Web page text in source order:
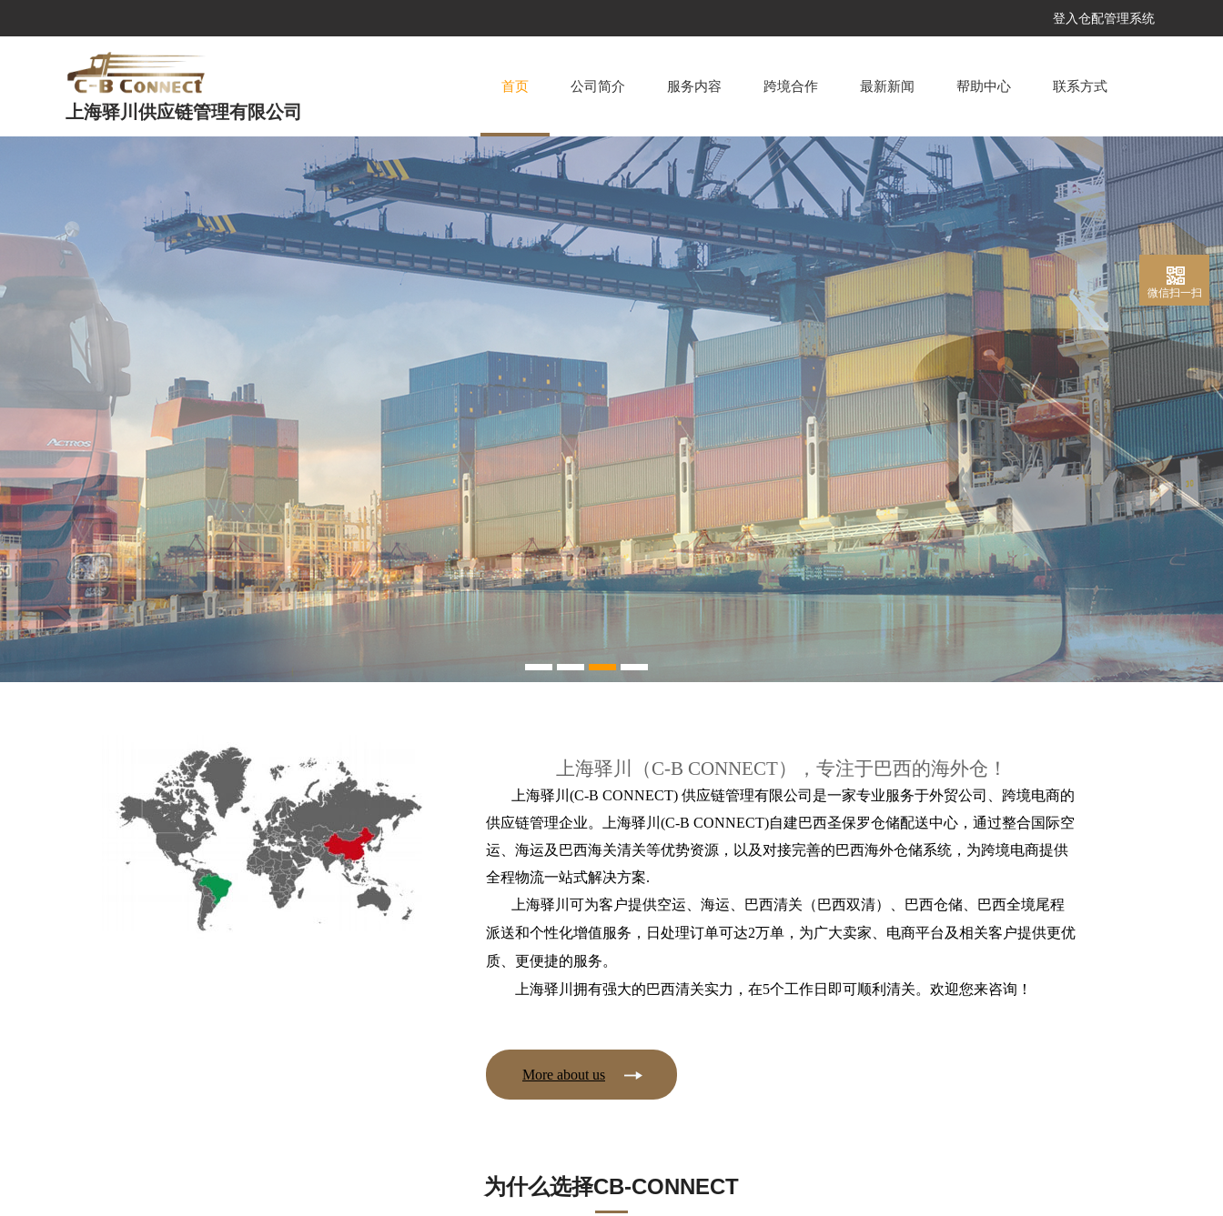
登入仓配管理系统
上海驿川供应链管理有限公司
首页 公司简介 服务内容 跨境合作 最新新闻 帮助中心 联系方式
上海驿川（C-B CONNECT），专注于巴西的海外仓！
上海驿川(C-B CONNECT) 供应链管理有限公司是一家专业服务于外贸公司、跨境电商的
供应链管理企业。上海驿川(C-B CONNECT)自建巴西圣保罗仓储配送中心，通过整合国际空
运、海运及巴西海关清关等优势资源，以及对接完善的巴西海外仓储系统，为跨境电商提供
全程物流一站式解决方案.
上海驿川可为客户提供空运、海运、巴西清关（巴西双清）、巴西仓储、巴西全境尾程
派送和个性化增值服务，日处理订单可达2万单，为广大卖家
电商平台及相关客户提供更优
质、更便捷的服务。
上海驿川拥有强大的巴西清关实力， 在5个工作日即可顺利清关。欢迎您来咨询！
More about us
为什么选择CB-CONNECT
微信扫一扫